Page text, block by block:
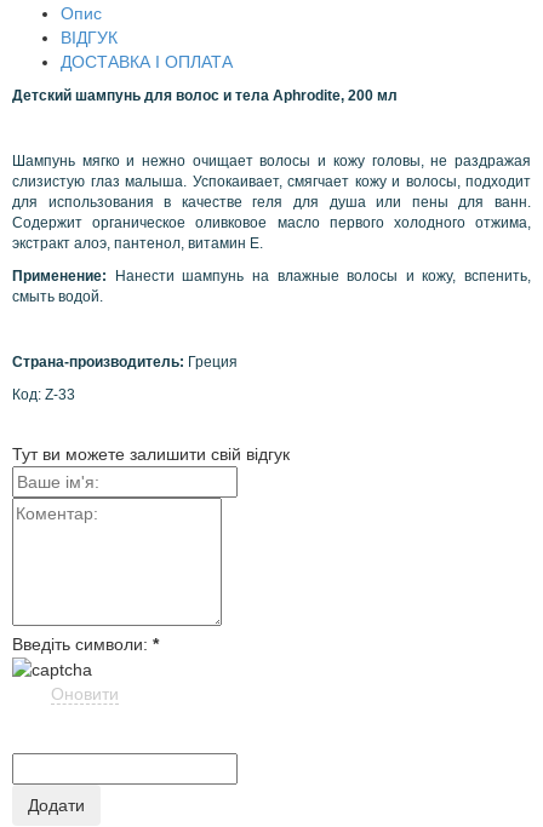
Опис
ВІДГУК
ДОСТАВКА І ОПЛАТА
Детский шампунь для волос и тела Aphrodite, 200 мл
Шампунь мягко и нежно очищает волосы и кожу головы, не раздражая
слизистую глаз малыша. Успокаивает, смягчает кожу и волосы, подходит
для использования в качестве геля для душа или пены для ванн.
Содержит органическое оливковое масло первого холодного отжима,
экстракт алоэ, пантенол, витамин Е.
Применение:
Нанести шампунь на влажные волосы и кожу, вспенить,
смыть водой.
Страна-производитель: Греция
Код: Z-33
Тут ви можете залишити свій відгук
Введіть символи: *
Оновити